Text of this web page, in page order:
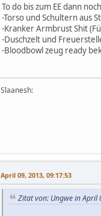
To do bis zum EE dann
-Torso und Schultern aus
-Kranker Armbrust Shit
-Duschzelt und
-Bloodbowl zeug ready
Slaanesh:
April 09, 2013, 09:17:53
Zitat von: Ungwe in April